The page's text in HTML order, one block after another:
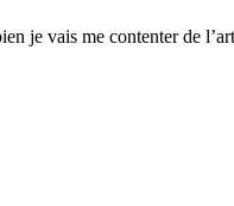
je vais me contenter de